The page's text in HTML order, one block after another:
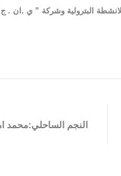
النجم الساحلي:محمد